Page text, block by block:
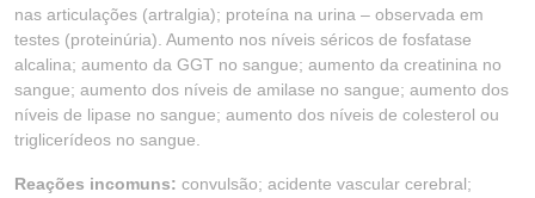
nas articulações (artralgia); proteína na urina – observada em
testes (proteinúria). Aumento nos níveis séricos de fosfatase
alcalina; aumento da GGT no sangue; aumento da creatinina no
sangue; aumento dos níveis de amilase no sangue; aumento dos
níveis de lipase no sangue; aumento dos níveis de colesterol ou
triglicerídeos no sangue.
Reações incomuns: convulsão; acidente vascular cerebral;